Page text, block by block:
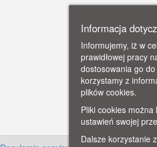
Informacja
Informujemy, iż w
prawidłowej pracy
dostosowania go
korzystamy z
plików cookies.
Pliki cookies
ustawień swojej
Dalsze korzystanie